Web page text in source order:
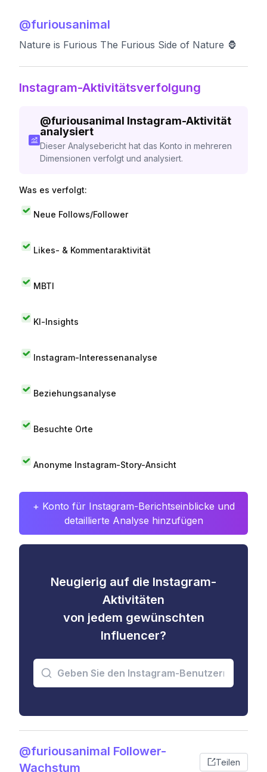
@furiousanimal
Nature is Furious The Furious Side of Nature 🦍
Instagram-Aktivitätsverfolgung
@furiousanimal Instagram-Aktivität
analysiert
Dieser Analysebericht hat das Konto in mehreren
Dimensionen verfolgt und analysiert.
Was es verfolgt:
Neue Follows/Follower
Likes- & Kommentaraktivität
MBTI
KI-Insights
Instagram-Interessenanalyse
Beziehungsanalyse
Besuchte Orte
Anonyme Instagram-Story-Ansicht
+ Konto für Instagram-Berichtseinblicke und
detaillierte Analyse hinzufügen
Neugierig auf die Instagram-
Aktivitäten
von jedem gewünschten
Influencer?
@furiousanimal Follower-
Wachstum
Teilen